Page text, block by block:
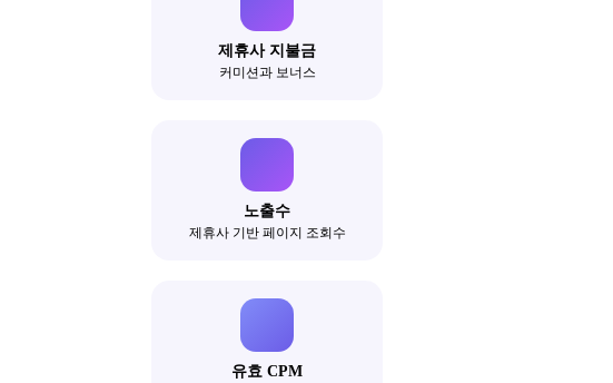
제휴사 지불금
커미션과 보너스
노출수
제휴사 기반 페이지 조회수
유효 CPM